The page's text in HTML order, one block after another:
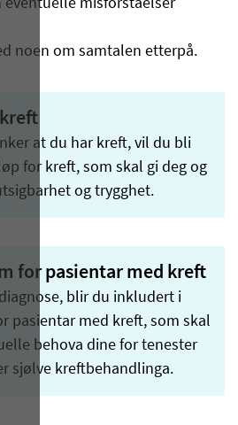
eventuelle misforståelser
noen om samtalen etterpå.
at du har kreft, vil du bli
for kreft, som skal gi deg og
og trygghet.
for pasientar med kreft
blir du inkludert i
pasientar med kreft, som skal
behova dine for tenester
sjølve kreftbehandlinga.